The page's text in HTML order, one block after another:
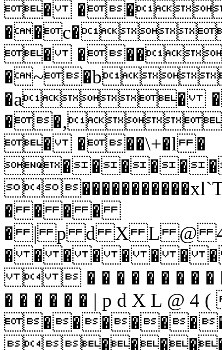
�
�
�a�
� ���\+�l �
� � � �
� | p d X L
� � � � � � �
  � � � � � � � � �
� � � � � � | p d X L @ 4